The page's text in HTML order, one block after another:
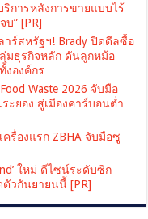
ริการหลังการขายแบบไร้
บ” [PR]
ร์สหรัฐฯ! Brady ปิดดีลซื้อ
ลุ่มธุรกิจหลัก ดันลูกหม้อ
งองค์กร
Waste 2026 จับมือ
ะยอง สู่เมืองคาร์บอนต่ำ
รื่องแรก ZBHA จับมือซู
ใหม่ ดีไซน์ระดับซิก
ตัวกันยายนนี้ [PR]